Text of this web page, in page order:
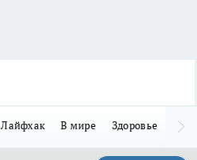
Лайфхак В мире Здоровье